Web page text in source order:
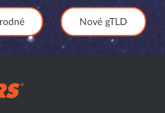
Nové gTLD